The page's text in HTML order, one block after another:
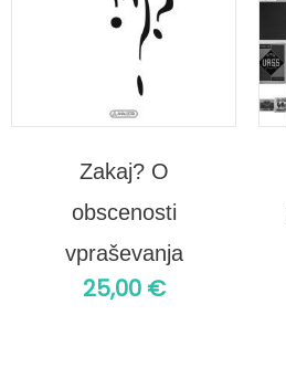
Zakaj? O
obscenosti
vpraševanja
25,00 €